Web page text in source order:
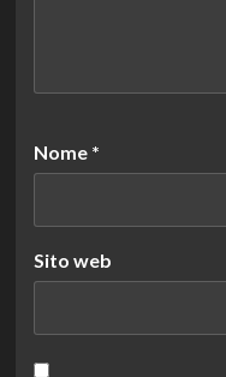
Nome *
Sito web